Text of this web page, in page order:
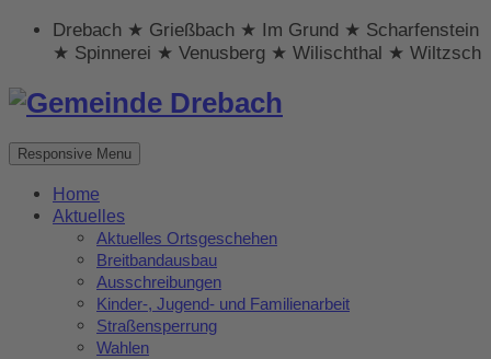
Drebach ★ Grießbach ★ Im Grund ★ Scharfenstein
★ Spinnerei ★ Venusberg ★ Wilischthal ★ Wiltzsch
Responsive Menu
Home
Aktuelles
Aktuelles Ortsgeschehen
Breitbandausbau
Ausschreibungen
Kinder-, Jugend- und Familienarbeit
Straßensperrung
Wahlen